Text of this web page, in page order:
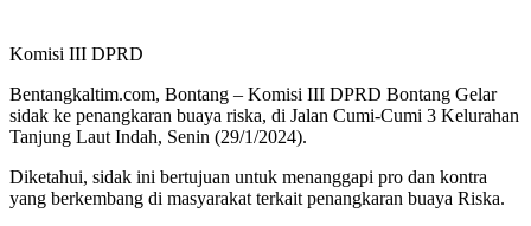
Komisi III DPRD
Bentangkaltim.com, Bontang – Komisi III DPRD Bontang Gelar
sidak ke penangkaran buaya riska, di Jalan Cumi-Cumi 3 Kelurahan
Tanjung Laut Indah, Senin (29/1/2024).
Diketahui, sidak ini bertujuan untuk menanggapi pro dan kontra
yang berkembang di masyarakat terkait penangkaran buaya Riska.